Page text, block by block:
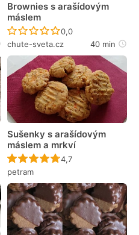
hodnocen
Brownies s arašídovým
máslem
Recept ještě nebyl
0,0
chute-sveta.cz
40 min
hodnocen
Sušenky s arašídovým
máslem a mrkví
Recept ještě nebyl
4,7
petram